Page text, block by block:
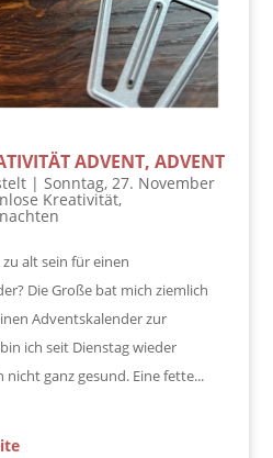
ADVENT, ADVENT
| Sonntag, 27. November
Kreativität,
alt sein für einen
Die Große bat mich ziemlich
Adventskalender zur
ich seit Dienstag wieder
nicht ganz gesund. Eine fette...